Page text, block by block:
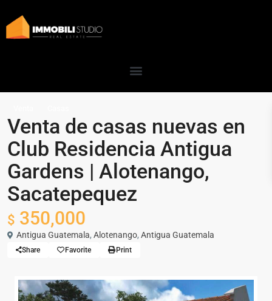
Venta de casas nuevas en
Club Residencia Antigua
Gardens | Alotenango,
Sacatepequez
$ 350,000
Antigua Guatemala, Alotenango, Antigua Guatemala
Share Favorite Print